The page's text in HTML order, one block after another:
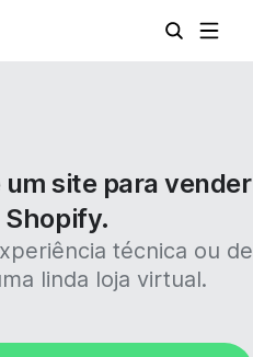
site para vender
técnica ou de
linda loja virtual.